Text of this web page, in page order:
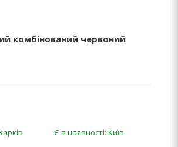
комбінований червоний
Є в наявності: Київ